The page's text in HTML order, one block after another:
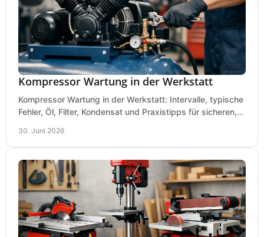
Kompressor Wartung in der Werkstatt
Kompressor Wartung in der Werkstatt: Intervalle, typische
Fehler, Öl, Filter, Kondensat und Praxistipps für sicheren,
30. Juni 2026